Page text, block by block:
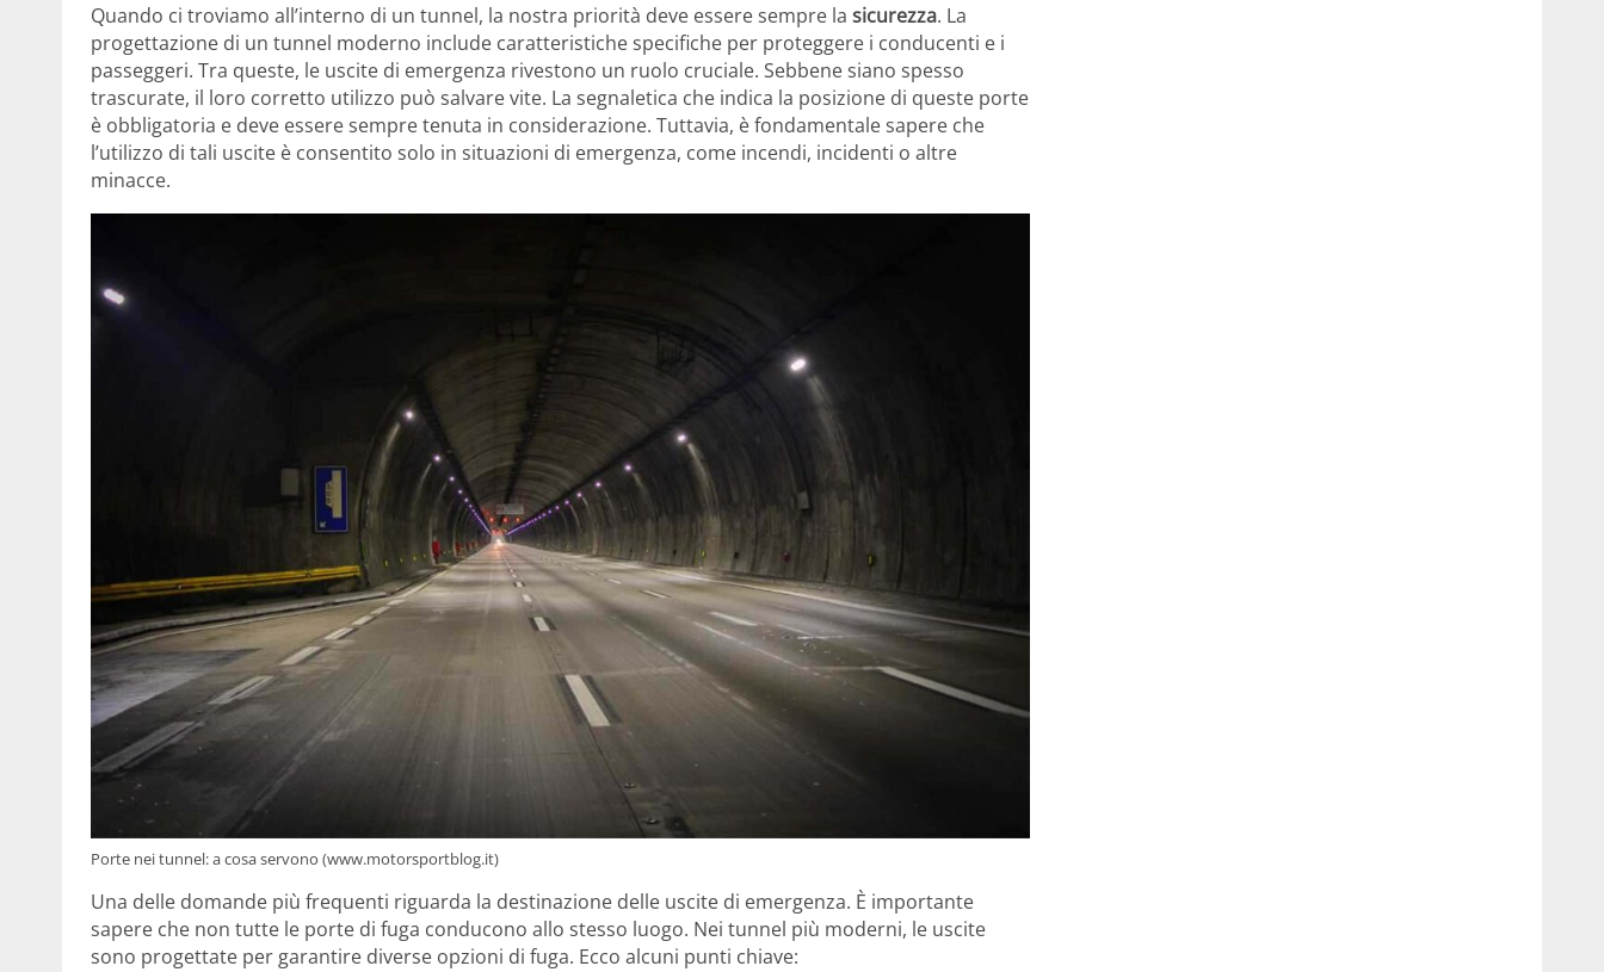
Quando ci troviamo all’interno di un tunnel, la nostra priorità deve essere sempre la sicurezza. La
progettazione di un tunnel moderno include caratteristiche specifiche per proteggere i conducenti e i
passeggeri. Tra queste, le uscite di emergenza rivestono un ruolo cruciale. Sebbene siano spesso
trascurate, il loro corretto utilizzo può salvare vite. La segnaletica che indica la posizione di queste porte
è obbligatoria e deve essere sempre tenuta in considerazione. Tuttavia, è fondamentale sapere che
l’utilizzo di tali uscite è consentito solo in situazioni di emergenza, come incendi, incidenti o altre
minacce.
Porte nei tunnel: a cosa servono (www.motorsportblog.it)
Una delle domande più frequenti riguarda la destinazione delle uscite di emergenza. È importante
sapere che non tutte le porte di fuga conducono allo stesso luogo. Nei tunnel più moderni, le uscite
sono progettate per garantire diverse opzioni di fuga. Ecco alcuni punti chiave: